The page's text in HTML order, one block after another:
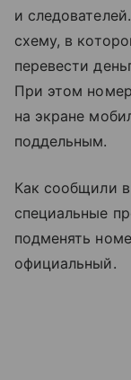
и
схему, в
перевести
При этом
на экране
поддельным.
Как сообщили
специальные
подменять
официальный.